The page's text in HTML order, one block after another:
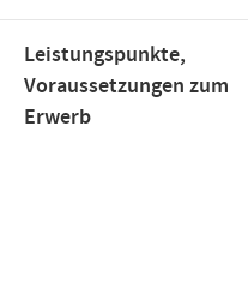
Leistungspunkte,
Voraussetzungen zum
Erwerb